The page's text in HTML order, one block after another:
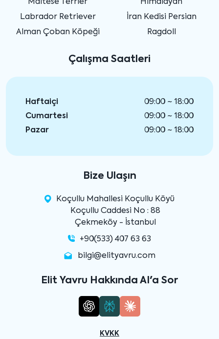
Maltese Terrier
Labrador Retriever
Alman Çoban Köpeği
Himalayan
İran Kedisi Persian
Ragdoll
Çalışma Saatleri
Haftaiçi
09:00 ~ 18:00
Cumartesi
09:00 ~ 18:00
Pazar
09:00 ~ 18:00
Bize Ulaşın
Koçullu Mahallesi Koçullu Köyü
Koçullu Caddesi No : 88
Çekmeköy - İstanbul
+90(533) 407 63 63
bilgi@elityavru.com
Elit Yavru Hakkında AI'a Sor
KVKK